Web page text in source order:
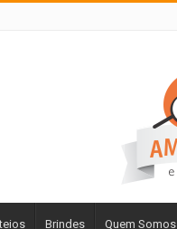
Brindes Quem Somos